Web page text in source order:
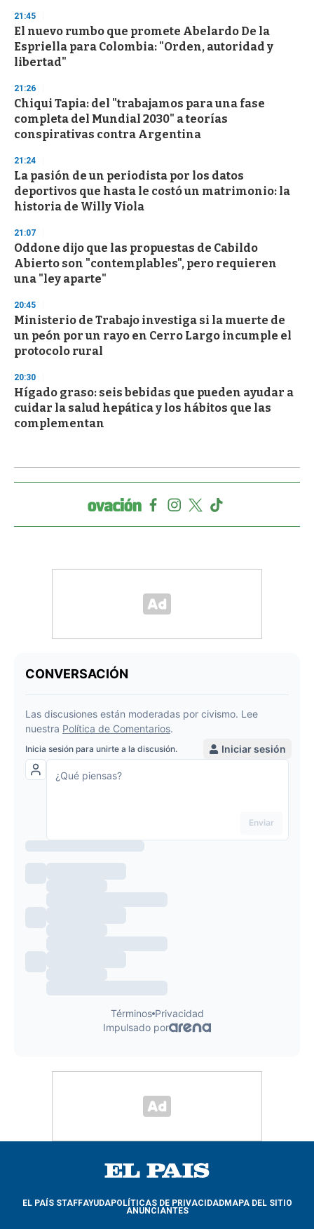
d
s
21:45
El nuevo rumbo que promete Abelardo De la
Espriella para Colombia: "Orden, autoridad y
libertad"
21:26
Chiqui Tapia: del "trabajamos para una fase
completa del Mundial 2030" a teorías
conspirativas contra Argentina
21:24
La pasión de un periodista por los datos
deportivos que hasta le costó un matrimonio: la
historia de Willy Viola
21:07
Oddone dijo que las propuestas de Cabildo
Abierto son "contemplables", pero requieren
una "ley aparte"
20:45
Ministerio de Trabajo investiga si la muerte de
un peón por un rayo en Cerro Largo incumple el
protocolo rural
20:30
Hígado graso: seis bebidas que pueden ayudar a
cuidar la salud hepática y los hábitos que las
complementan
EL PAÍS STAFFAYUDAPOLÍTICAS DE PRIVACIDADMAPA DEL SITIO
ANUNCIANTES